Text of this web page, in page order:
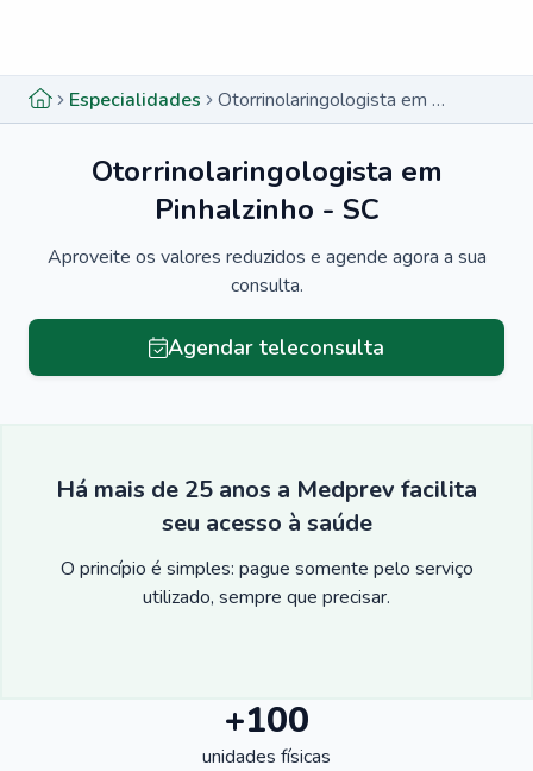
Especialidades Otorrinolaringologista em Pinhalzinho - SC
Otorrinolaringologista em
Pinhalzinho - SC
Aproveite os valores reduzidos e agende agora a sua
consulta.
Agendar teleconsulta
Há mais de 25 anos a Medprev facilita
seu acesso à saúde
O princípio é simples: pague somente pelo serviço
utilizado, sempre que precisar.
+100
unidades físicas